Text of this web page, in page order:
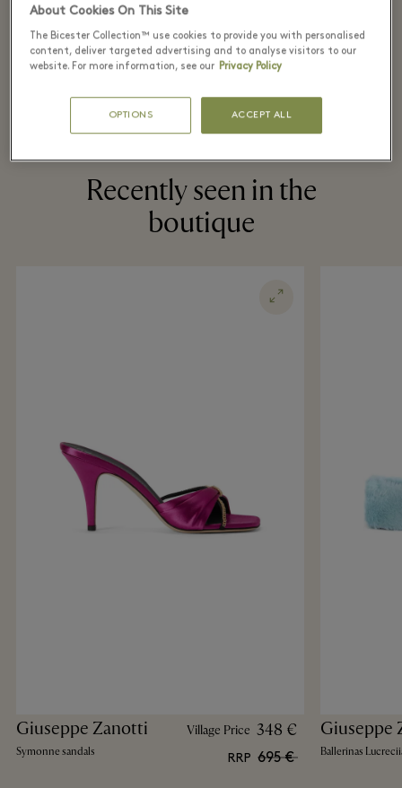
discover the collections.
WhatsApp Catalogue
이메일 전화
Recently seen in the
boutique
Giuseppe Zanotti
Symonne sandals
Village Price 348 €
RRP 695 €
Giuseppe
Ballerinas
About Cookies On This Site
The Bicester Collection™ use cookies to provide you with personalised
content, deliver targeted advertising and to analyse visitors to our
website. For more information, see our Privacy Policy
OPTIONS ACCEPT ALL